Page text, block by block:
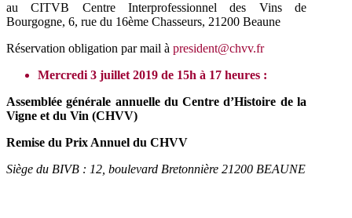
au CITVB Centre Interprofessionnel des Vins de
Bourgogne, 6, rue du 16ème Chasseurs, 21200 Beaune
Réservation obligation par mail à president@chvv.fr
Mercredi 3 juillet 2019 de 15h à 17 heures :
Assemblée générale annuelle du Centre d’Histoire de la
Vigne et du Vin (CHVV)
Remise du Prix Annuel du CHVV
Siège du BIVB : 12, boulevard Bretonnière 21200 BEAUNE